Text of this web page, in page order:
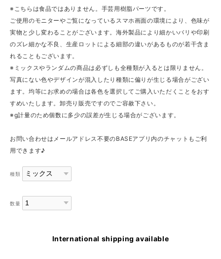
※こちらは食品ではありません。手芸用樹脂パーツです。
ご使用のモニターやご覧になっているスマホ画面の環境により、色味が
実物と少し変わることがございます。海外製品により細かいバリや印刷
のズレ細かな不良、生産ロットによる細部の違いがあるものが若干含ま
れることもございます。
※ミックスやランダムの商品は必ずしも全種類が入るとは限りません。
写真にない色やデザインが混入したり種類に偏りが生じる場合がござい
ます。均等にお求めの場合は各色を選択してご購入いただくことをおす
すめいたします。卸売り販売ですのでご容赦下さい。
※g計量のため個数に多少の誤差が生じる場合がございます。
お問い合わせはメールアドレス不要のBASEアプリ内のチャットもご利
用できます♪
種類
数量
International shipping available